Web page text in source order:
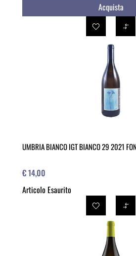
Acquista
UMBRIA BIANCO IGT BIANCO 29 2021
€ 14,00
Articolo Esaurito